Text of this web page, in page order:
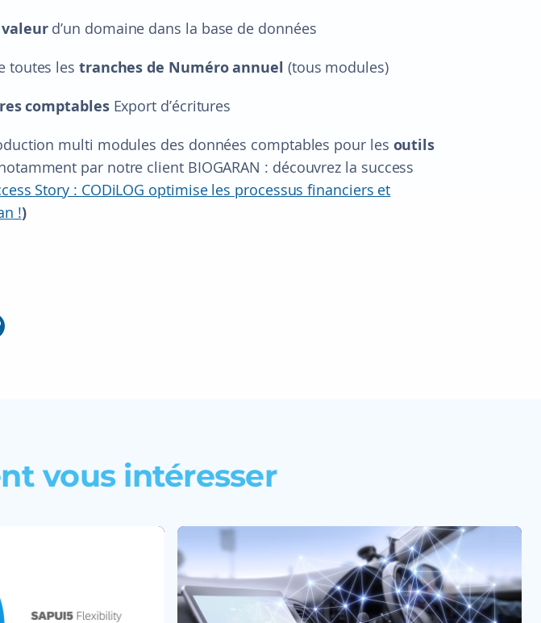
d’un domaine dans la base de données
toutes les tranches de Numéro annuel (tous modules)
comptablesExport d’écritures
multi modules des données comptables pour les outils
par notre client BIOGARAN : découvrez la success
Story : CODiLOG optimise les processus financiers et
!)
vous intéresser